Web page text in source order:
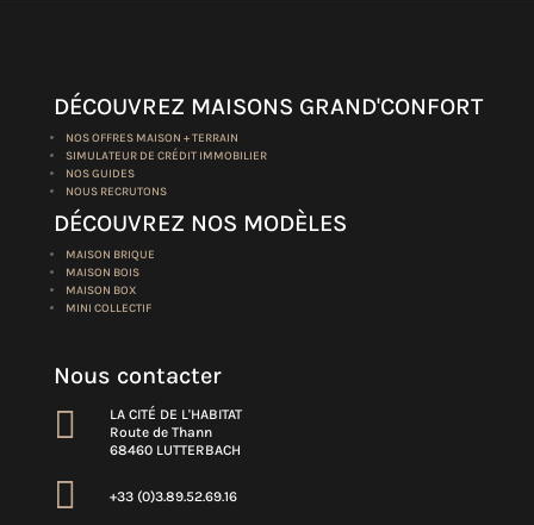
DÉCOUVREZ MAISONS GRAND'CONFORT
NOS OFFRES MAISON + TERRAIN
SIMULATEUR DE CRÉDIT IMMOBILIER
NOS GUIDES
NOUS RECRUTONS
DÉCOUVREZ NOS MODÈLES
MAISON BRIQUE
MAISON BOIS
MAISON BOX
MINI COLLECTIF
Nous contacter

LA CITÉ DE L'HABITAT
Route de Thann
68460 LUTTERBACH
 +33 (0)3.89.52.69.16